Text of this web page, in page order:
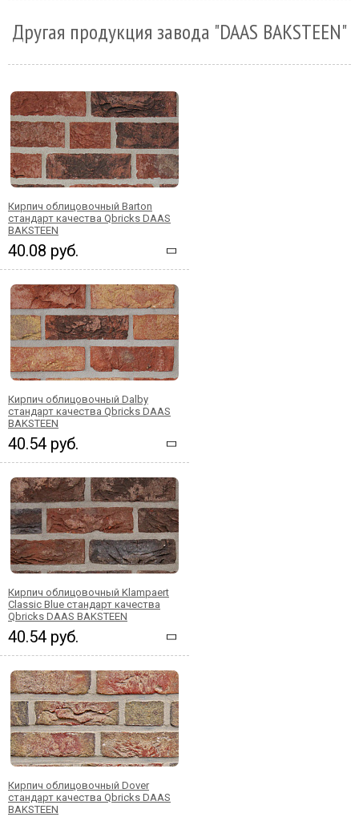
Другая продукция завода "DAAS BAKSTEEN"
Кирпич облицовочный Barton
стандарт качества Qbricks DAAS
BAKSTEEN
40.08 руб.
Кирпич облицовочный Dalby
стандарт качества Qbricks DAAS
BAKSTEEN
40.54 руб.
Кирпич облицовочный Klampaert
Classic Blue стандарт качества
Qbricks DAAS BAKSTEEN
40.54 руб.
Кирпич облицовочный Dover
стандарт качества Qbricks DAAS
BAKSTEEN